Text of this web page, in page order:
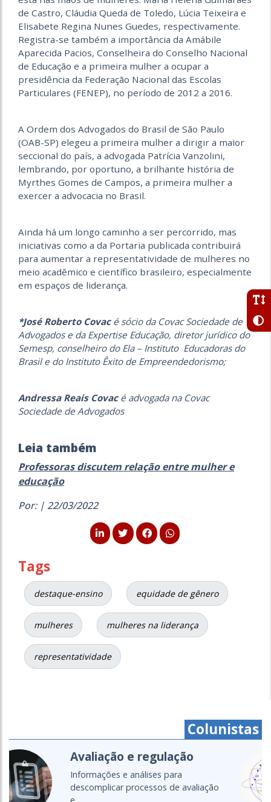
de Castro, Cláudia Queda de Toledo, Lúcia Teixeira e
Elisabete Regina Nunes Guedes, respectivamente.
Registra-se também a importância da Amábile
Aparecida Pacios, Conselheira do Conselho Nacional
de Educação e a primeira mulher a ocupar a
presidência da Federação Nacional das Escolas
Particulares (FENEP), no período de 2012 a 2016.
A Ordem dos Advogados do Brasil de São Paulo
(OAB-SP) elegeu a primeira mulher a dirigir a maior
seccional do país, a advogada Patrícia Vanzolini,
lembrando, por oportuno, a brilhante história de
Myrthes Gomes de Campos, a primeira mulher a
exercer a advocacia no Brasil.
Ainda há um longo caminho a ser percorrido, mas
iniciativas como a da Portaria publicada contribuirá
para aumentar a representatividade de mulheres no
meio acadêmico e científico brasileiro, especialmente
em espaços de liderança.
*José Roberto Covacé sócio da Covac Sociedade de
Advogados e da Expertise Educação, diretor jurídico do
Semesp, conselheiro do Ela – Instituto Educadoras do
Brasil e do Instituto Êxito de Empreendedorismo;
Andressa Reais Covacé advogada na Covac
Sociedade de Advogados
Leia também
Professoras discutem relação entre mulher e
educação
Por: | 22/03/2022
Tags
destaque-ensino equidade de gênero
mulheres mulheres na liderança
representatividade
Colunistas
Cartografias do setor
Um olhar global para as políticas,
diálogos e transformações da...